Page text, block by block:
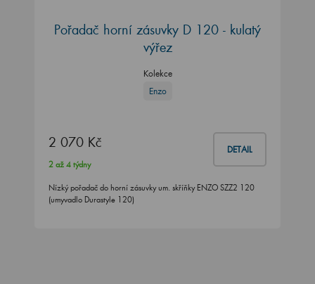
Pořadač horní zásuvky D 120 - kulatý
výřez
Kolekce
Enzo
2 070 Kč DETAIL
2 až 4 týdny
Nízký pořadač do horní zásuvky um. skříňky ENZO SZZ2 120
(umyvadlo Durastyle 120)